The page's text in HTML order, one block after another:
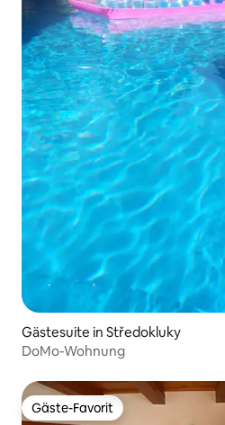
Gästesuite in Středokluky
DoMo-Wohnung
Gäste-Favorit
Gäste-Favorit